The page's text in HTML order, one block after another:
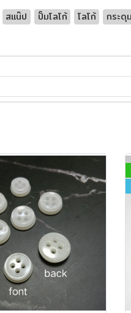
สแน๊ป ปั๊มโลโก้ โลโก้ กระดุ